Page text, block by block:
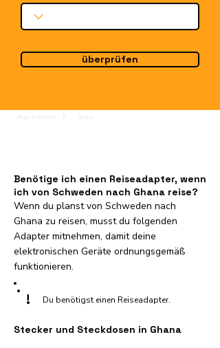
überprüfen
Benötige ich einen Reiseadapter, wenn
ich von Schweden nach Ghana reise?
Wenn du planst von Schweden nach
Ghana zu reisen, musst du folgenden
Adapter mitnehmen, damit deine
elektronischen Geräte ordnungsgemäß
funktionieren.
! Du benötigst einen Reiseadapter.
Stecker und Steckdosen in Ghana